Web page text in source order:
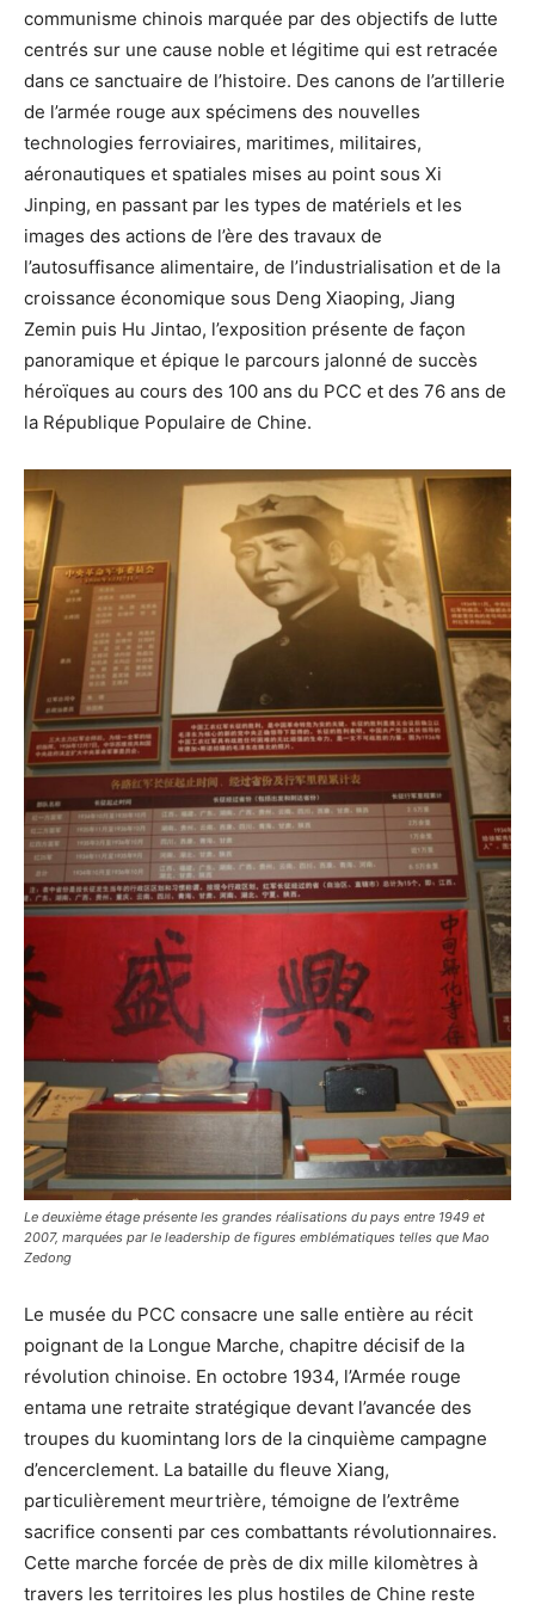
communisme chinois marquée par des objectifs de lutte
centrés sur une cause noble et légitime qui est retracée
dans ce sanctuaire de l’histoire. Des canons de l’artillerie
de l’armée rouge aux spécimens des nouvelles
technologies ferroviaires, maritimes, militaires,
aéronautiques et spatiales mises au point sous Xi
Jinping, en passant par les types de matériels et les
images des actions de l’ère des travaux de
l’autosuffisance alimentaire, de l’industrialisation et de la
croissance économique sous Deng Xiaoping, Jiang
Zemin puis Hu Jintao, l’exposition présente de façon
panoramique et épique le parcours jalonné de succès
héroïques au cours des 100 ans du PCC et des 76 ans de
la République Populaire de Chine.
Le deuxième étage présente les grandes réalisations du pays entre 1949 et
2007, marquées par le leadership de figures emblématiques telles que Mao
Zedong
Le musée du PCC consacre une salle entière au récit
poignant de la Longue Marche, chapitre décisif de la
révolution chinoise. En octobre 1934, l’Armée rouge
entama une retraite stratégique devant l’avancée des
troupes du kuomintang lors de la cinquième campagne
d’encerclement. La bataille du fleuve Xiang,
particulièrement meurtrière, témoigne de l’extrême
sacrifice consenti par ces combattants révolutionnaires.
Cette marche forcée de près de dix mille kilomètres à
travers les territoires les plus hostiles de Chine reste